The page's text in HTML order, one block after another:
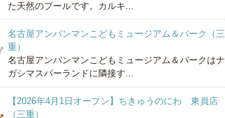
た天然のプールです。カルキ...
名古屋アンパンマンこどもミュージアム＆パーク（三
重）
名古屋アンパンマンこどもミュージアム＆パークはナ
ガシマスパーランドに隣接す...
【2026年4月1日オープン】ちきゅうのにわ 東員店
（三重）